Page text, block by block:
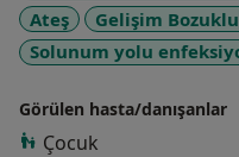
Ateş
Gelişim
Solunum yolu
Görülen hasta/danışanlar
Çocuk